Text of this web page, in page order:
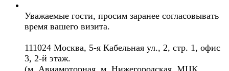
Уважаемые гости, просим заранее согласовывать
время вашего визита.
111024 Москва, 5-я Кабельная ул., 2, стр. 1, офис
3, 2-й этаж.
(м. Авиамоторная, м. Нижегородская, МЦК